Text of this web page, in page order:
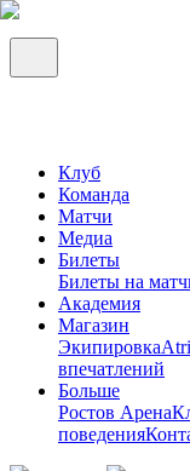
Клуб
Команда
Матчи
Медиа
Билеты
Билеты на
Академия
Магазин
Экипировка
впечатлений
Больше
Ростов Арена
поведения